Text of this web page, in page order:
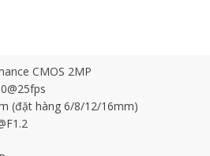
CMOS 2MP
(đặt hàng 6/8/12/16mm)